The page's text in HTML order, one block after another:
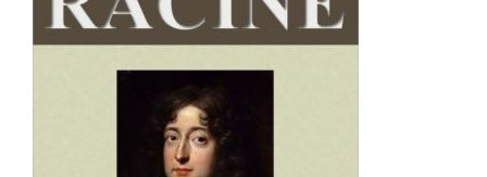
AJOUTER AU PANIER